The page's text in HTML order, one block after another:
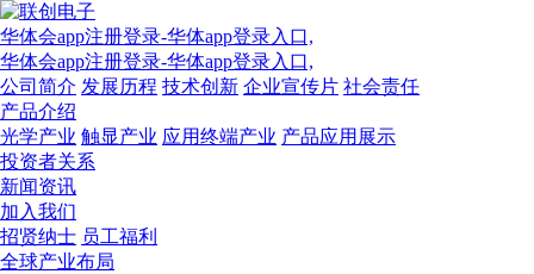
华体会app注册登录-华体app登录入口,
华体会app注册登录-华体app登录入口,
公司简介 发展历程 技术创新 企业宣传片 社会责任
产品介绍
光学产业 触显产业 应用终端产业 产品应用展示
投资者关系
新闻资讯
加入我们
招贤纳士 员工福利
全球产业布局